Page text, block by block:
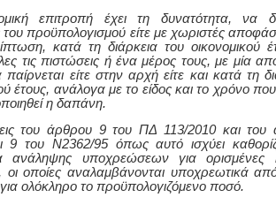
επιτροπή έχει τη δυνατότητα, να
του προϋπολογισμού είτε με χωριστές
κατά τη διάρκεια του οικονομικού
τις πιστώσεις ή ένα μέρος τους, με μία
είτε στην αρχή είτε και κατά τη
έτους, ανάλογα με το είδος και το χρόνο
η δαπάνη.
του άρθρου 9 του ΠΔ 113/2010 και του
9 του Ν2362/95 όπως αυτό ισχύει
ανάληψης υποχρεώσεων για ορισμένες
οποίες αναλαμβάνονται υποχρεωτικά
ολόκληρο το προϋπολογιζόμενο ποσό.